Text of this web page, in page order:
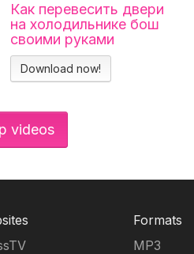
Как перевесить двери
на холодильнике бош
своими руками
Холодильник BOSCH
KGN39VL25R Перенавес
дверей
Download now!
videos
Formats
MP3